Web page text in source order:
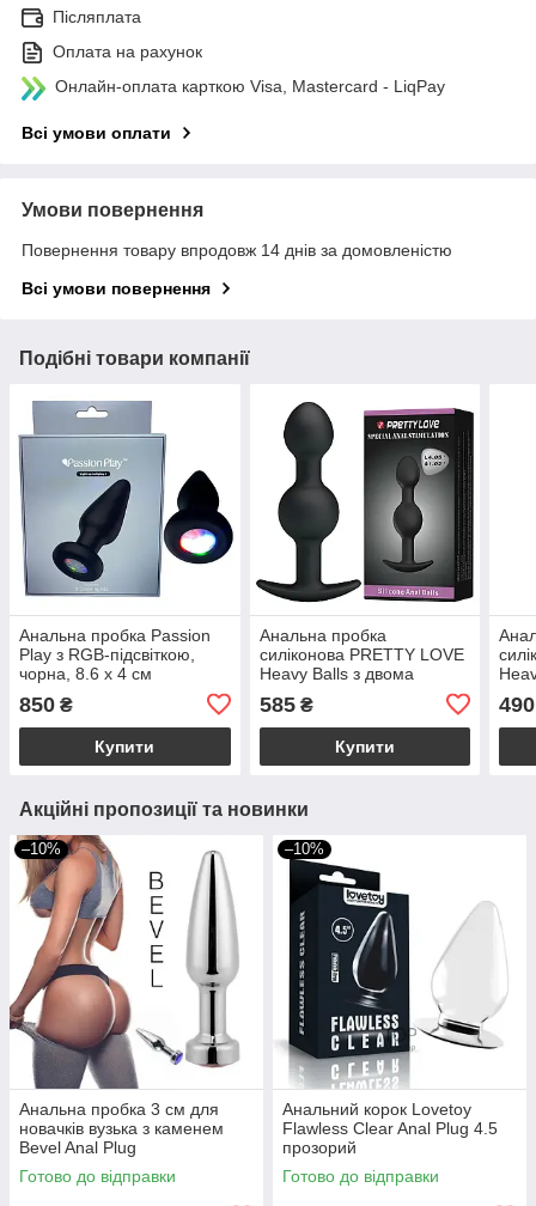
Післяплата
Оплата на рахунок
Онлайн-оплата карткою Visa, Mastercard - LiqPay
Всі умови оплати
Умови повернення
Повернення товару впродовж 14 днів за домовленістю
Всі умови повернення
Подібні товари компанії
Анальна пробка Passion
Play з RGB-підсвіткою,
чорна, 8.6 х 4 см
850 ₴
Купити
Анальна пробка
силіконова PRETTY LOVE
Heavy Balls з двома
2.6 см
585₴
Купити
490
Акційні пропозиції та новинки
–10%
Анальна пробка 3 см для
новачків вузька з каменем
Bevel Anal Plug
Готово до відправки
–10%
Анальний корок Lovetoy
Flawless Clear Anal Plug 4.5
прозорий
Готово до відправки